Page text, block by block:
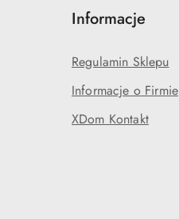
Informacje
Regulamin Sklepu
Informacje o Firmie
XDom Kontakt